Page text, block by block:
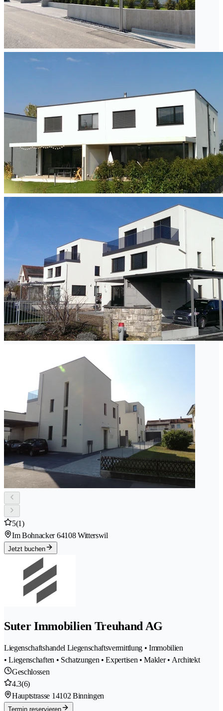
5(1)
Im Bohnacker 64108 Witterswil
Jetzt buchen
Suter Immobilien Treuhand AG
Liegenschaftshandel Liegenschaftsvermittlung • Immobilien
• Liegenschaften • Schatzungen • Expertisen • Makler • Architekt
Geschlossen
4.3(6)
Hauptstrasse 14102 Binningen
Termin reservieren